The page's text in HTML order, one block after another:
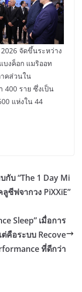
2026 จัดขึ้นระหว่าง
งค็อก แมริออท
คส่วนใน
400 ราย ซึ่งเป็น
แห่งใน 44
กับ “The 1 Day Mi
ซีฟจากวง PiXXiE”
Sleep” เมื่อการ
คือระบบ Recove
ที่ดีกว่า